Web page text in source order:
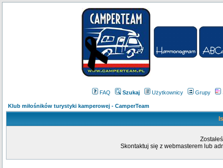
FAQ Szukaj Użytkownicy Grupy
Klub miłośników turystyki kamperowej - CamperTeam
Skontaktuj się z webmasterem lub